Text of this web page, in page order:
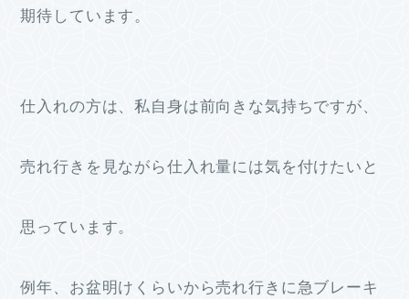
期待しています。
仕入れの方は、私自身は前向きな気持ちですが、
売れ行きを見ながら仕入れ量には気を付けたいと
思っています。
例年、お盆明けくらいから売れ行きに急ブレーキ